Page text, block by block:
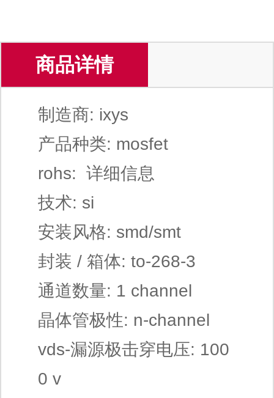
商品详情
制造商: ixys
产品种类: mosfet
rohs: 详细信息
技术: si
安装风格: smd/smt
封装 / 箱体: to-268-3
通道数量: 1 channel
晶体管极性: n-channel
vds-漏源极击穿电压: 100
0 v